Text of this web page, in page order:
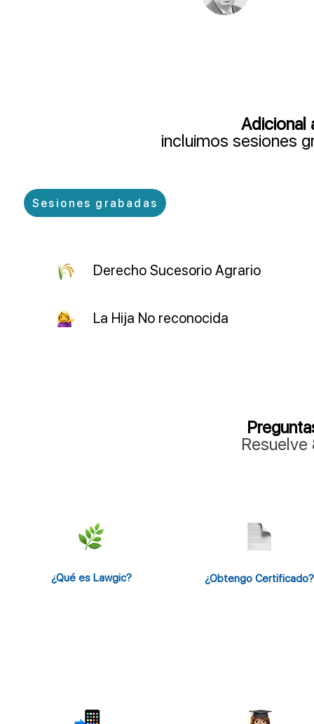
Adicional
incluimos sesiones
Sesiones grabadas
Derecho Sucesorio Agrario
La Hija No reconocida
¿Qué es Lawgic? ¿Obtengo Certificado?